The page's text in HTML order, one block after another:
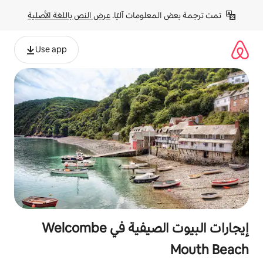
آليًا. عرض النص باللغة الأصلية
إيجارات البيوت الصيفية في Welcombe